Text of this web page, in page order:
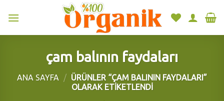
çam balının faydaları
ANA SAYFA / ÜRÜNLER “ÇAM BALININ FAYDALARI”
OLARAK ETIKETLENDI